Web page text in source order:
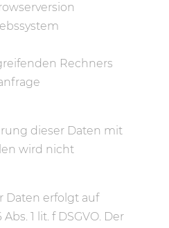
Rechners
dieser Daten mit
wird nicht
Daten erfolgt auf
1 lit. f DSGVO. Der